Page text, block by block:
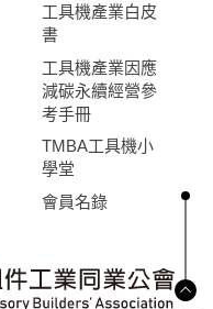
工具機產業白皮
書
工具機產業因應
減碳永續經營參
考手冊
TMBA工具機小
學堂
會員名錄